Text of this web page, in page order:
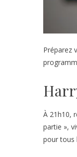
Préparez
À 21h10,
partie »,
pour tous